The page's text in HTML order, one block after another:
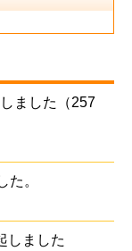
ました（257
た。
しました